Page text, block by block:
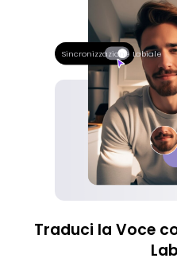
Traduci la Voce
Sincronizzazione Labiale